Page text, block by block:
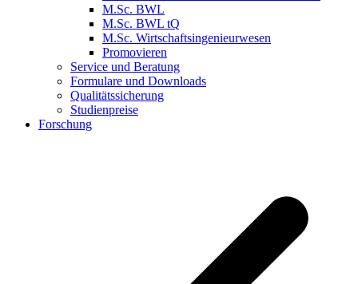
M.Sc. BWL
M.Sc. BWL tQ
M.Sc. Wirtschaftsingenieurwesen
Promovieren
Service und Beratung
Formulare und Downloads
Qualitätssicherung
Studienpreise
Forschung